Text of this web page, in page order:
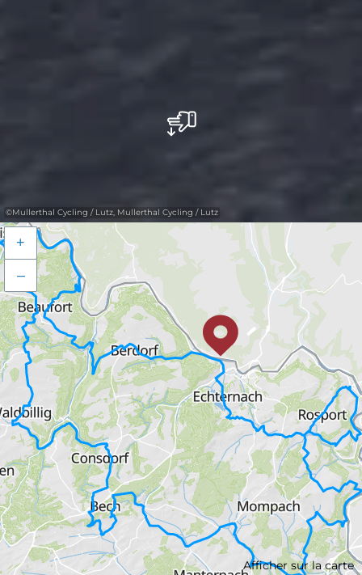
©Mullerthal Cycling / Lutz, Mullerthal Cycling / Lutz
Afficher sur la carte
+
–